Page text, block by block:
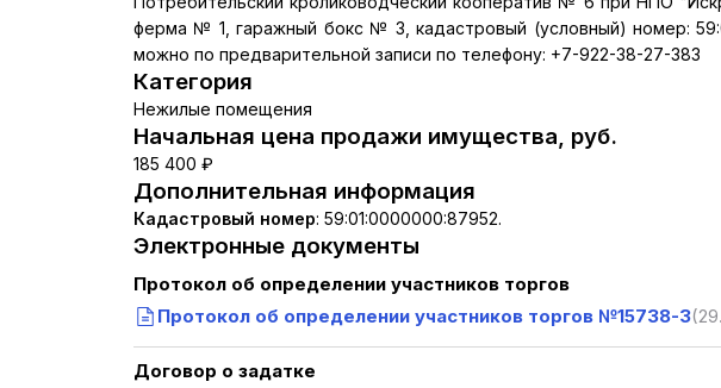
ферма № 1, гаражный бокс № 3, кадастровый (условный) номер:
можно по предварительной записи по телефону: +7-922-38-27-383
Категория
Нежилые помещения
Начальная цена продажи имущества, руб.
185 400 ₽
Дополнительная информация
Кадастровый номер: 59:01:0000000:87952.
Электронные документы
Протокол об определении участников торгов
Протокол об определении участников торгов №15738-3
Договор о задатке